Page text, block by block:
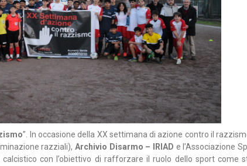
”. In occasione della XX settimana di azione contro il
razziali), Archivio Disarmo – IRIAD e l’Associazione
con l’obiettivo di rafforzare il ruolo dello sport come